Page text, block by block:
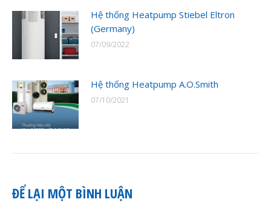
Hệ thống Heatpump Stiebel Eltron
(Germany)
07/09/2022
Hệ thống Heatpump A.O.Smith
07/10/2021
ĐỂ LẠI MỘT BÌNH LUẬN